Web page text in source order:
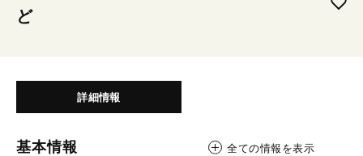
ど
詳細情報
基本情報 全ての情報を表示